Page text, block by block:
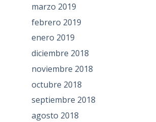
marzo 2019
febrero 2019
enero 2019
diciembre 2018
noviembre 2018
octubre 2018
septiembre 2018
agosto 2018